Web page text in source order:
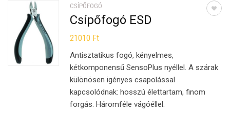
CSÍPŐFOGÓ
Csípőfogó ESD
21010 Ft
Antisztatikus fogó, kényelmes,
kétkomponensű SensoPlus nyéllel. A szárak
különösen igényes csapolással
kapcsolódnak: hosszú élettartam, finom
forgás. Háromféle vágóéllel.